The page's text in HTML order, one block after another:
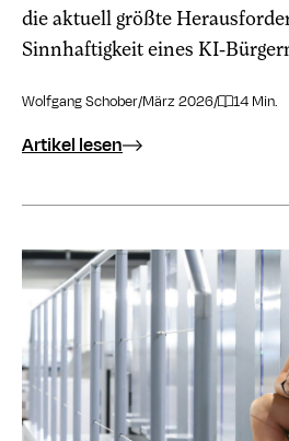
die aktuell größte
Sinnhaftigkeit eines KI-
Wolfgang Schober/März 2026/ 14 Min.
Artikel lesen